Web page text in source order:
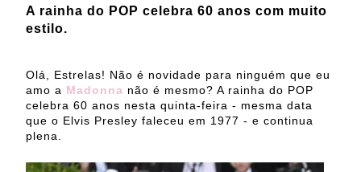
A rainha do POP celebra 60 anos com muito
estilo.
Olá, Estrelas! Não é novidade para ninguém que eu
amo a Madonna não é mesmo? A rainha do POP
celebra 60 anos nesta quinta-feira - mesma data
que o Elvis Presley faleceu em 1977 - e continua
plena.